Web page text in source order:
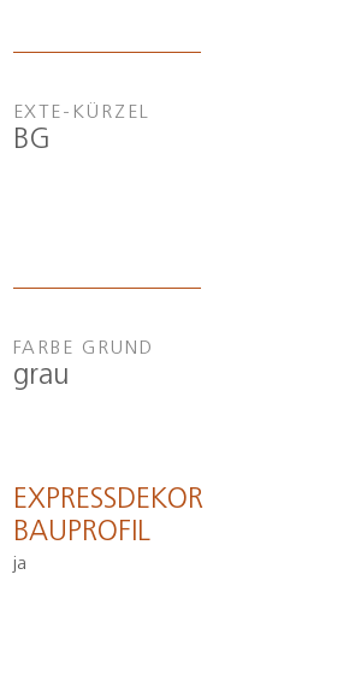
EXTE-KÜRZEL
BG
FARBE GRUND
grau
EXPRESSDEKOR
BAUPROFIL
ja